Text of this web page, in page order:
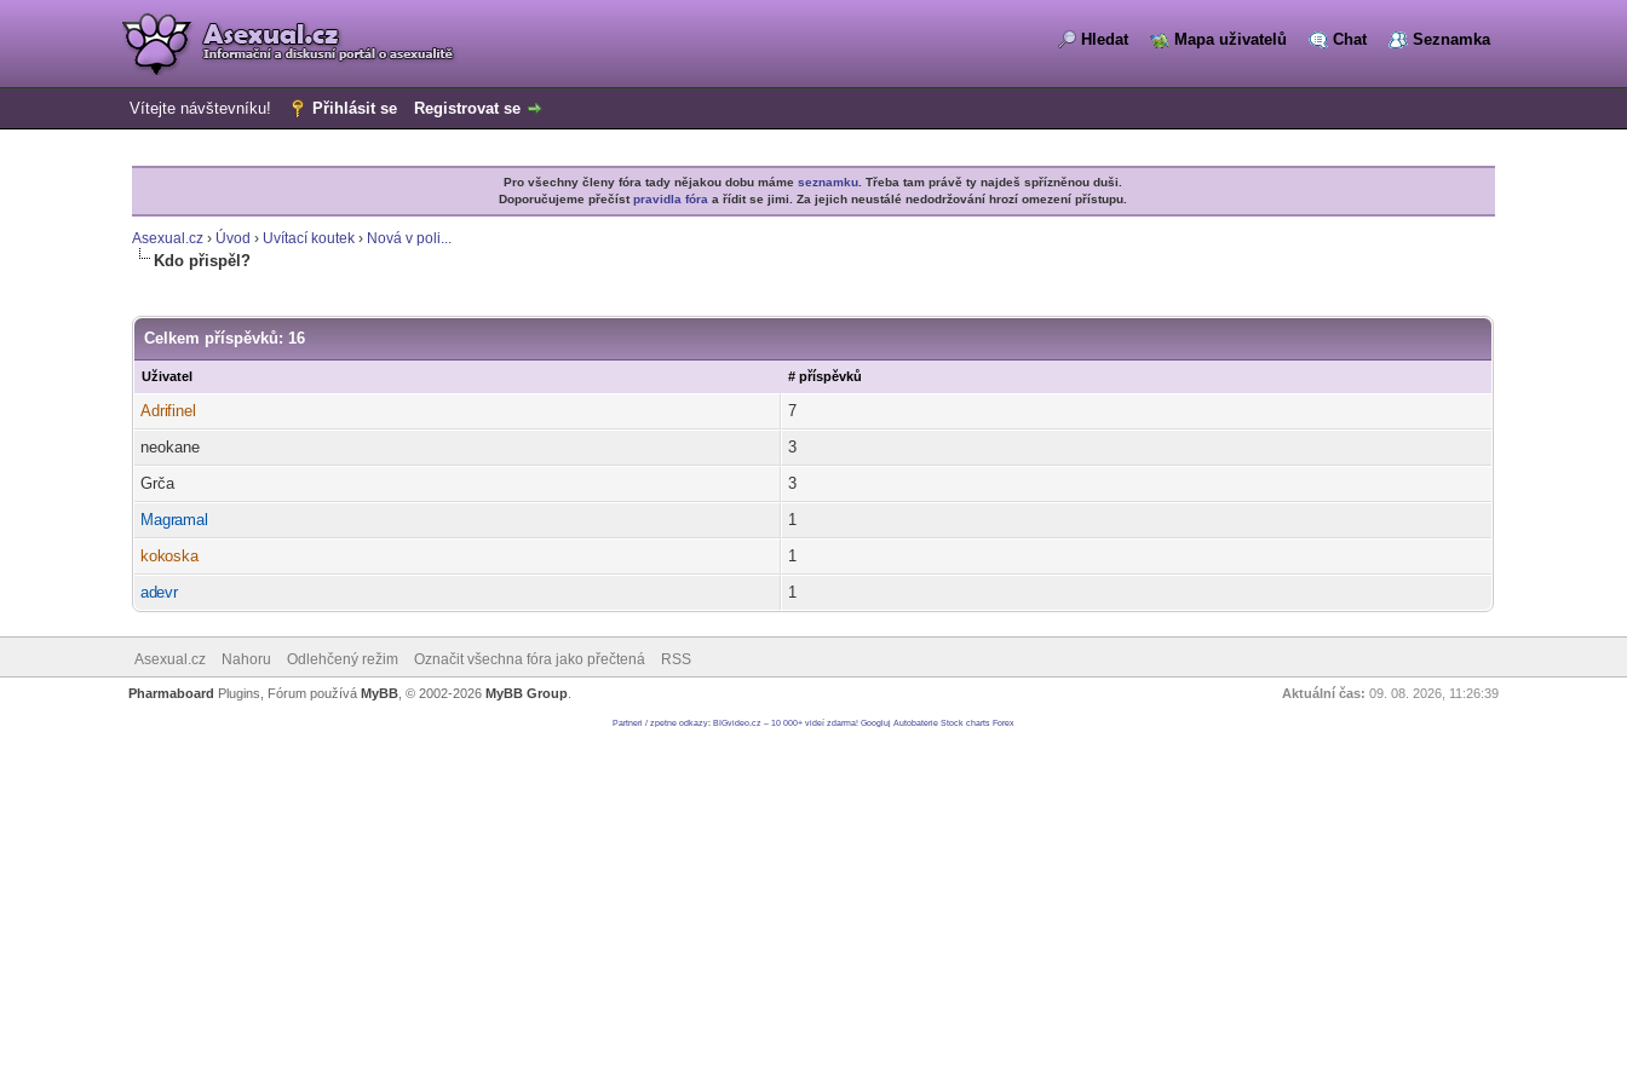
Hledat Mapa uživatelů Chat Seznamka
Vítejte návštevníku! Přihlásit se Registrovat se
Pro všechny členy fóra tady nějakou dobu mámeseznamku . Třeba tam právě ty najdeš spřízněnou duši.
Doporučujeme přečístpravidla fóra a řídit se jimi. Za jejich neustálé nedodržování hrozí omezení přístupu.
Asexual.cz › Úvod › Uvítací koutek › Nová v poli...
Kdo přispěl?
Celkem příspěvků: 16
Uživatel # příspěvků
Adrifinel
7
neokane
3
Grča
3
Magramal
1
kokoska
1
adevr 1
Asexual.cz Nahoru Odlehčený režim Označit všechna fóra jako přečtená RSS
Aktuální čas: 09. 08. 2026, 11:26:39
Pharmaboard Plugins, Fórum používá MyBB, © 2002-2026 MyBB Group.
Partneri / zpetne odkazy: BIGvideo.cz – 10 000+ videí zdarma! Googluj Autobaterie Stock charts Forex